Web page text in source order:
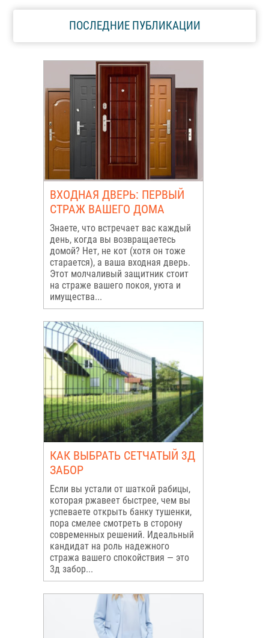
ПОСЛЕДНИЕ ПУБЛИКАЦИИ
ВХОДНАЯ ДВЕРЬ: ПЕРВЫЙ
СТРАЖ ВАШЕГО ДОМА
Знаете, что встречает вас каждый
день, когда вы возвращаетесь
домой? Нет, не кот (хотя он тоже
старается), а ваша входная дверь.
Этот молчаливый защитник стоит
на страже вашего покоя, уюта и
имущества...
КАК ВЫБРАТЬ СЕТЧАТЫЙ 3Д
ЗАБОР
Если вы устали от шаткой рабицы,
которая ржавеет быстрее, чем вы
успеваете открыть банку тушенки,
пора смелее смотреть в сторону
современных решений. Идеальный
кандидат на роль надежного
стража вашего спокойствия — это
3д забор...